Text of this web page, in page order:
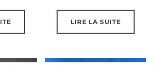
LIRE LA SUITE